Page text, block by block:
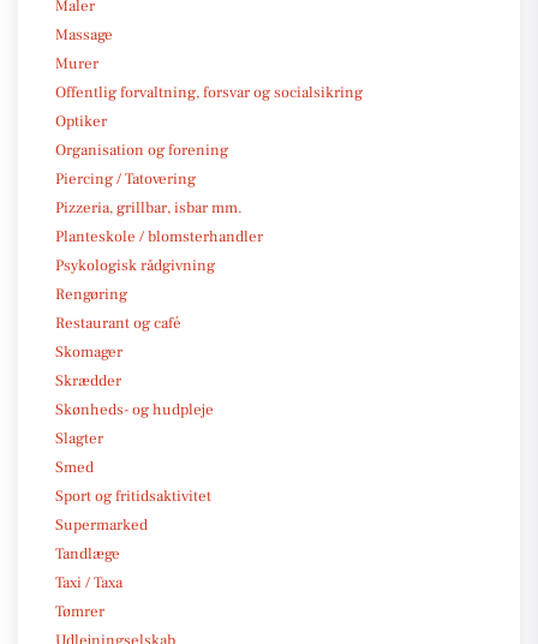
Maler
Massage
Murer
Offentlig forvaltning, forsvar og socialsikring
Optiker
Organisation og forening
Piercing / Tatovering
Pizzeria, grillbar, isbar mm.
Planteskole / blomsterhandler
Psykologisk rådgivning
Rengøring
Restaurant og café
Skomager
Skrædder
Skønheds- og hudpleje
Slagter
Smed
Sport og fritidsaktivitet
Supermarked
Tandlæge
Taxi / Taxa
Tømrer